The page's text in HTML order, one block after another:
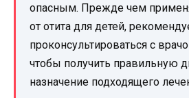
опасным. Прежде чем
от отита для детей,
проконсультироваться с
чтобы получить правильную
назначение подходящего